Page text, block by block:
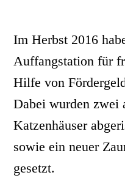
Im Herbst 2016
Auffangstation für
Hilfe von
Dabei wurden zwei
Katzenhäuser
sowie ein neuer
gesetzt.